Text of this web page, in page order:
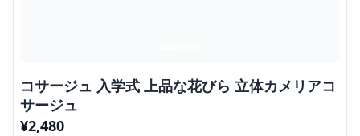
コサージュ 入学式 上品な花びら 立体カメリアコ
サージュ
¥2,480